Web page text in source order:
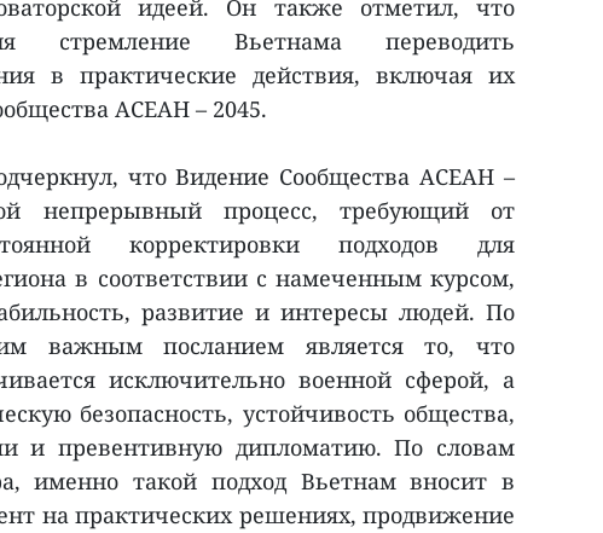
идеей. Он также отметил, что
стремление Вьетнама переводить
в практические действия, включая их
АСЕАН – 2045.
что Видение Сообщества АСЕАН –
непрерывный процесс, требующий от
корректировки подходов для
в соответствии с намеченным курсом,
развитие и интересы людей. По
важным посланием является то, что
исключительно военной сферой, а
безопасность, устойчивость общества,
и превентивную дипломатию. По словам
именно такой подход Вьетнам вносит в
на практических решениях, продвижение